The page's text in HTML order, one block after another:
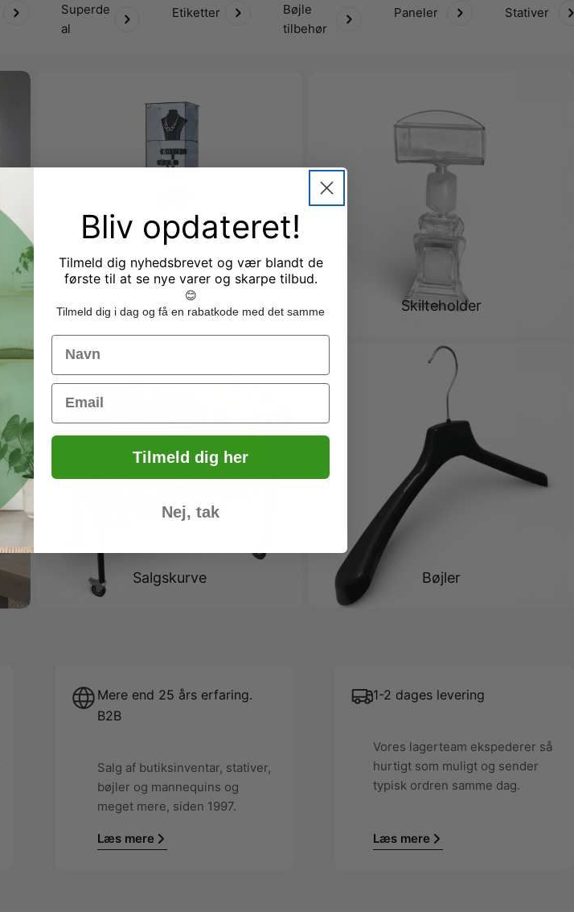
Superde
al
Etiketter
Bøjle
tilbehør
Paneler Stativer
Vitriner Skilteholder
Salgskurve Bøjler
Mere end 25 års erfaring.
B2B
Salg af butiksinventar, stativer,
bøjler og mannequins og
meget mere, siden 1997.
Læs mere
1-2 dages levering
Vores lagerteam ekspederer så
hurtigt som muligt og sender
typisk ordren samme dag.
Læs mere
Bliv opdateret!
Tilmeld dig nyhedsbrevet og vær blandt de
første til at se nye varer og skarpe tilbud.
😊
Tilmeld dig i dag og få en rabatkode med det samme
Name
Email
Tilmeld dig her
Nej, tak